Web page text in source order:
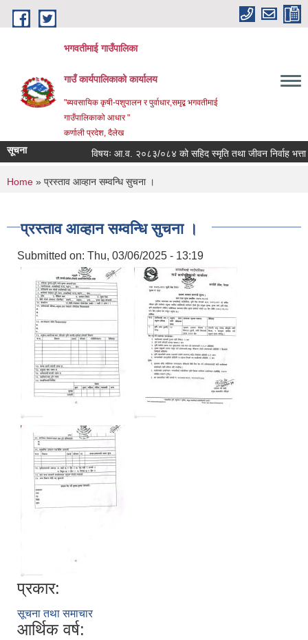
Skip to main content
भगवतीमाई गाउँपालिका
गाउँ कार्यपालिकाको कार्यालय
"ब्यवसायिक कृषी-पशुपालन र पुर्वाधार,समृद्ब भगवतीमाई
गाउँपालिकाको आधार "
कर्णाली प्रदेश, दैलेख
सूचना विषयः आ.व. २०८३/०८४ को सहिद स्मृति तथा जीवन निर्वाह भत्ता
You are here
Home » प्रस्ताव आव्हान सम्वन्धि सुचना ।
प्रस्ताव आव्हान सम्वन्धि सुचना ।
Submitted on: Thu, 03/06/2025 - 13:19
प्रकार:
सूचना तथा समाचार
आर्थिक वर्ष: